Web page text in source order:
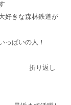
好きな森林鉄道が
っぱいの人！
折り返し